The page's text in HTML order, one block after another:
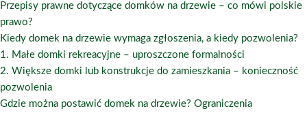
Przepisy prawne dotyczące domków na drzewie – co mówi polskie
prawo?
Kiedy domek na drzewie wymaga zgłoszenia, a kiedy pozwolenia?
1. Małe domki rekreacyjne – uproszczone formalności
2. Większe domki lub konstrukcje do zamieszkania – konieczność
pozwolenia
Gdzie można postawić domek na drzewie? Ograniczenia